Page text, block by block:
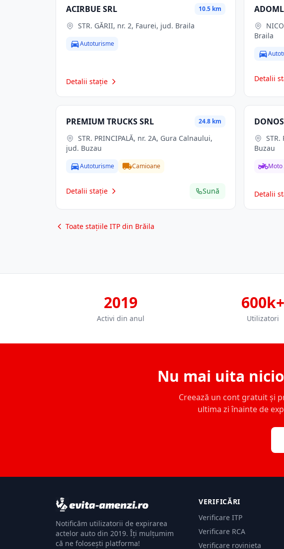
ACIRBUE SRL 10.5 km
STR. GĂRII, nr. 2, Faurei, jud. Braila
Autoturisme
Detalii stație
Braila
Detalii
PREMIUM TRUCKS SRL 24.8 km
jud. Buzau
Autoturisme Camioane
Detalii stație Sună
Buzau
Moto
Detalii
Toate stațiile ITP din Brăila
2019
Activi din anul
600k+
Utilizatori
Nu mai uita
Creează un cont gratuit și
ultima zi înainte de
Notificăm utilizatorii de expirarea
actelor auto din 2019. Îți mulțumim
că ne folosești platforma!
VERIFICĂRI
Verificare ITP
Verificare RCA
Verificare rovinieta